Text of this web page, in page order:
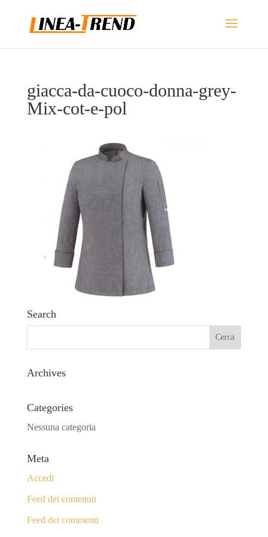
giacca-da-cuoco-donna-grey-
Mix-cot-e-pol
Search
Archives
Categories
Nessuna categoria
Meta
Accedi
Feed dei contenuti
Feed dei commenti